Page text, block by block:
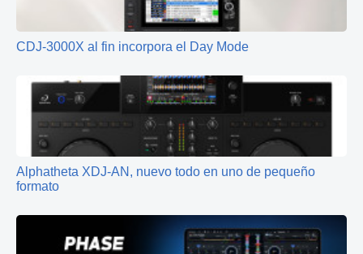
CDJ-3000X al fin incorpora el Day Mode
Alphatheta XDJ-AN, nuevo todo en uno de pequeño
formato